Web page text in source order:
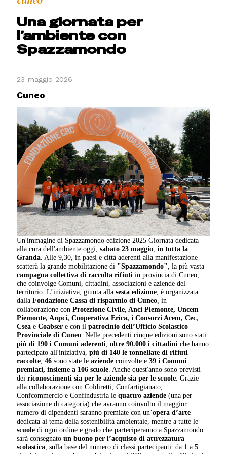
Una giornata per
l’ambiente con
Spazzamondo
23 maggio 2026
Cuneo
Un'immagine di Spazzamondo edizione 2025 Giornata dedicata
alla cura dell'ambiente oggi,sabato 23 maggio,in tutta la
Granda. Alle 9,30, in paesi e città aderenti alla manifestazione
scatterà la grande mobilitazione di "Spazzamondo", la più vasta
campagna collettiva di raccolta rifiuti in provincia di Cuneo,
che coinvolge Comuni, cittadini, associazioni e aziende del
territorio. L’iniziativa, giunta allasesta edizione, è organizzata
dallaFondazione Cassa di risparmio di Cuneo, in
collaborazione conProtezione Civile, Anci Piemonte, Uncem
Piemonte, Anpci, Cooperativa Erica, i Consorzi Acem, Cec,
Csea eCoabser e con ilpatrocinio dell’Ufficio Scolastico
Provinciale di Cuneo. Nelle precedenti cinque edizioni sono stati
più di 190 i Comuni aderenti,oltre 90.000 i cittadini che hanno
partecipato all'iniziativa,più di 140 le tonnellate di rifiuti
raccolte, 46 sono state leaziende coinvolte e 39 i Comuni
premiati, insieme a 106 scuole. Anche quest'anno sono previsti
deiriconoscimenti sia per le aziende sia per le scuole. Grazie
alla collaborazione con Coldiretti, Confartigianato,
Confcommercio e Confindustria le quattro aziende (una per
associazione di categoria) che avranno coinvolto il maggior
numero di dipendenti saranno premiate con un’opera d’arte
dedicata al tema della sostenibilità ambientale, mentre a tutte le
scuole di ogni ordine e grado che parteciperanno a Spazzamondo
sarà consegnatoun buono per l’acquisto di attrezzatura
scolastica, sulla base del numero di classi partecipanti: da 1 a 5